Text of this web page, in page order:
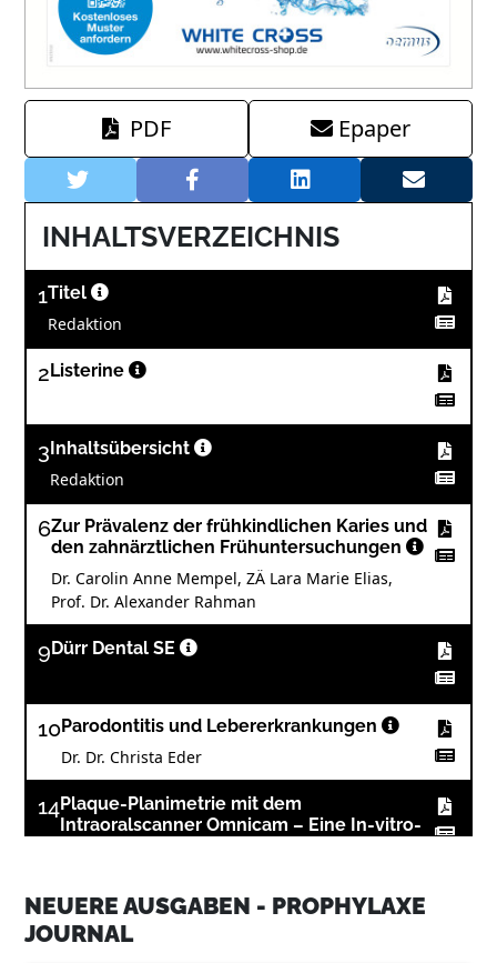
PDF Epaper
INHALTSVERZEICHNIS
1Titel
Redaktion
2 Listerine
3 Inhaltsübersicht
Redaktion
6Zur Prävalenz der frühkindlichen Karies und
den zahnärztlichen Frühuntersuchungen
Dr. Carolin Anne Mempel, ZÄ Lara Marie Elias,
Prof. Dr. Alexander Rahman
9 Dürr Dental SE
10Parodontitis und Lebererkrankungen
Dr. Dr. Christa Eder
14Plaque-Planimetrie mit dem
Intraoralscanner Omnicam – Eine In-vitro-
Gängler
15Hager & Werken GmbH & Co. KG
NEUERE AUSGABEN - PROPHYLAXE
JOURNAL